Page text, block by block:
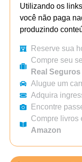
Utilizando os
você não paga
produzindo
Reserve sua
Compre seu
Real Seguros
Alugue um
Adquira
Encontre
Compre livros
Amazon